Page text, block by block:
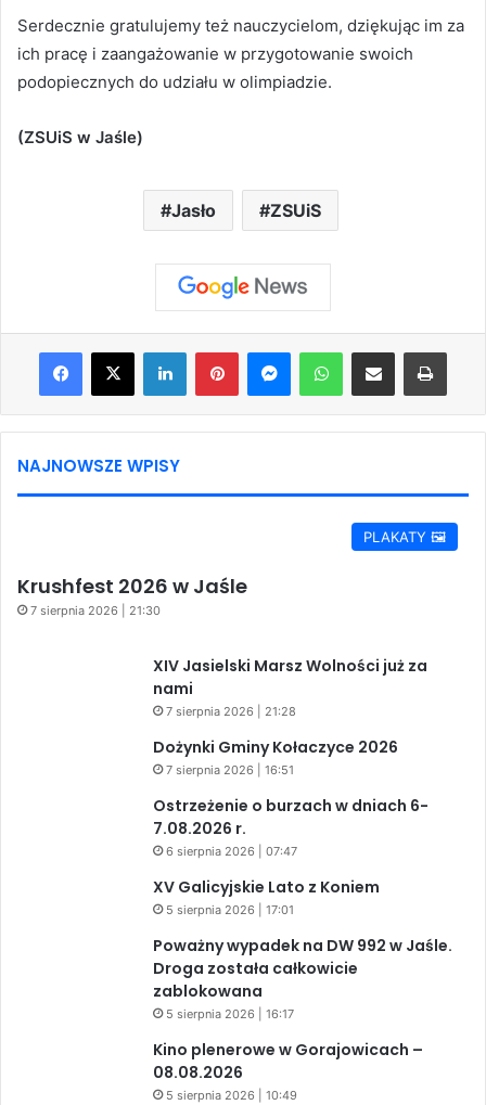
Serdecznie gratulujemy też nauczycielom, dziękując im za
ich pracę i zaangażowanie w przygotowanie swoich
podopiecznych do udziału w olimpiadzie.
(ZSUiS w Jaśle)
Jasło ZSUiS
Facebook
X LinkedInPinterestMessengerWhatsAppShare via Email Print
NAJNOWSZE WPISY
PLAKATY 🖼️
Krushfest 2026 w Jaśle
7 sierpnia 2026 | 21:30
XIV Jasielski Marsz Wolności już za
nami
7 sierpnia 2026 | 21:28
Dożynki Gminy Kołaczyce 2026
7 sierpnia 2026 | 16:51
Ostrzeżenie o burzach w dniach 6-
7.08.2026 r.
6 sierpnia 2026 | 07:47
XV Galicyjskie Lato z Koniem
5 sierpnia 2026 | 17:01
Poważny wypadek na DW 992 w Jaśle.
Droga została całkowicie
zablokowana
5 sierpnia 2026 | 16:17
Kino plenerowe w Gorajowicach –
08.08.2026
5 sierpnia 2026 | 10:49